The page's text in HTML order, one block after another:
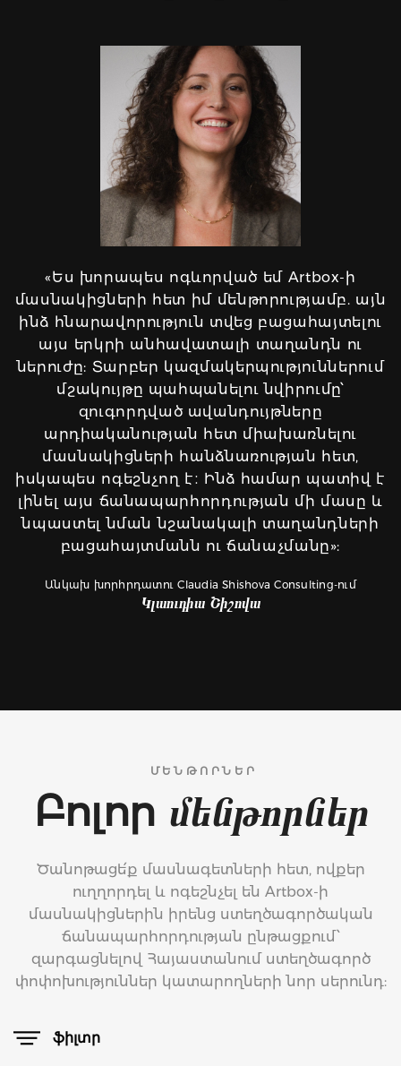
«Ես խորապես ոգևորված եմ Artbox-ի
մասնակիցների հետ իմ մենթորությամբ. այն
ինձ հնարավորություն տվեց բացահայտելու
այս երկրի անհավատալի տաղանդն ու
ներուժը: Տարբեր կազմակերպություններում
մշակույթը պահպանելու նվիրումը՝
զուգորդված ավանդույթները
արդիականության հետ միախառնելու
մասնակիցների հանձնառության հետ,
իսկապես ոգեշնչող է։ Ինձ համար պատիվ է
լինել այս ճանապարհորդության մի մասը և
նպաստել նման նշանակալի տաղանդների
բացահայտմանն ու ճանաչմանը»:
Անկախ խորհրդատու Claudia Shishova Consulting-ում
Կլաուդիա Շիշովա
ՄԵՆԹՈՐՆԵՐ
Բոլոր մենթորներ
Ծանոթացե՛ք մասնագետների հետ, ովքեր
ուղղորդել և ոգեշնչել են Artbox-ի
մասնակիցներին իրենց ստեղծագործական
ճանապարհորդության ընթացքում՝
զարգացնելով Հայաստանում ստեղծագործ
փոփոխություններ կատարողների նոր սերունդ:
ֆիլտր